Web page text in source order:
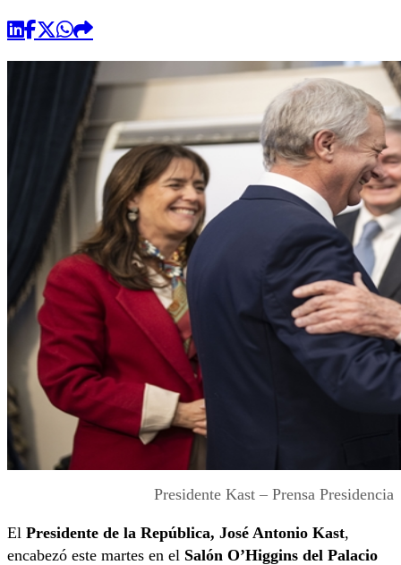
Presidente Kast – Prensa Presidencia
El Presidente de la República, José Antonio Kast,
encabezó este martes en el Salón O’Higgins del Palacio